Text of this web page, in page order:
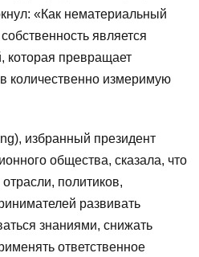
«Как нематериальный
является
которая превращает
количественно измеримую
избранный президент
общества, сказала, что
политиков,
развивать
знаниями, снижать
ответственное